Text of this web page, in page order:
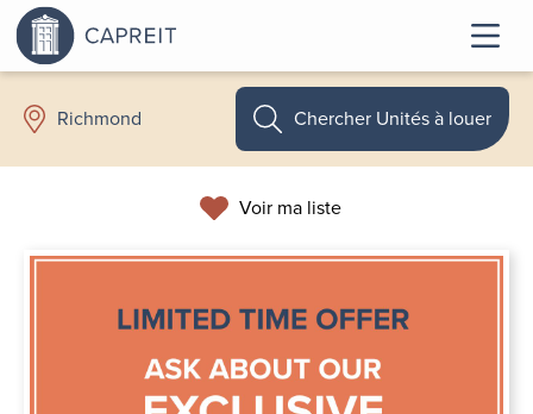
Richmond
Voir ma liste
Chercher Unités à louer